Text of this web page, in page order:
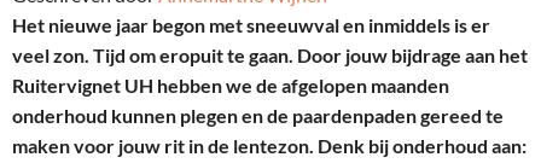
Het nieuwe jaar begon met sneeuwval en inmiddels is er
veel zon. Tijd om eropuit te gaan. Door jouw bijdrage aan het
Ruitervignet UH hebben we de afgelopen maanden
onderhoud kunnen plegen en de paardenpaden gereed te
maken voor jouw rit in de lentezon. Denk bij onderhoud aan: